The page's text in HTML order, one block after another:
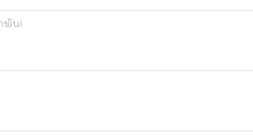
พัน!